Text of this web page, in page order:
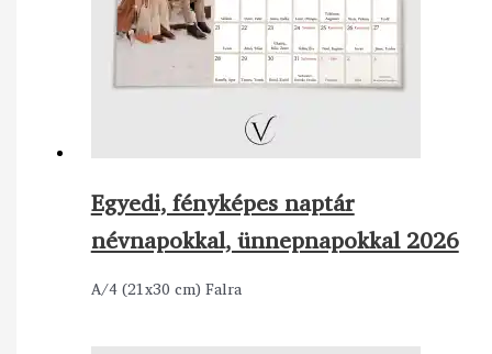
Egyedi, fényképes naptár
névnapokkal, ünnepnapokkal 2026
A/4 (21x30 cm) Falra